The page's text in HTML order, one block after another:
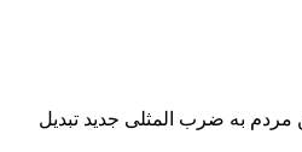
به ضرب المثلی جدید تبدیل